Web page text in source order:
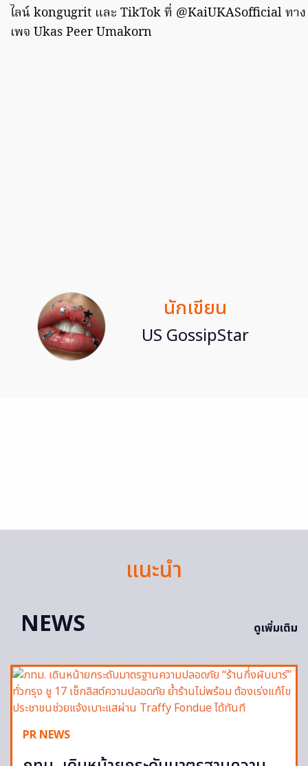
ไลน์ kongugrit และ TikTok ที่ @KaiUKASofficial ทาง
เพจ Ukas Peer Umakorn
นักเขียน
US GossipStar
แนะนำ
NEWS
ดูเพิ่มเติม
PR NEWS